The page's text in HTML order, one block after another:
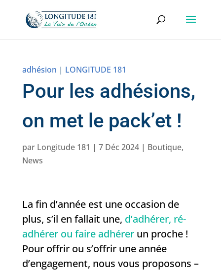
adhésion | LONGITUDE 181
Pour les adhésions,
on met le pack’et !
par Longitude 181 | 7 Déc 2024| Boutique,
News
La fin d’année est une occasion de
plus, s’il en fallait une, d’adhérer, ré-
adhérer ou faire adhérerun proche !
Pour offrir ou s’offrir une année
d’engagement, nous vous proposons –